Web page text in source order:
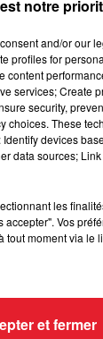
judiciaire, a-t-
avoir
en
Seine) et
avec lui et
en se
en
ces
à la case
notre
and/or our
profiles for
services; Create
security,
choices. These
devices
data sources;
les
Vos
moment via le
et fermer